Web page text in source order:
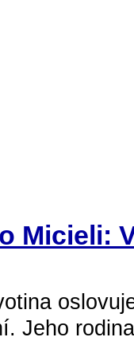
Micieli:
Jeho